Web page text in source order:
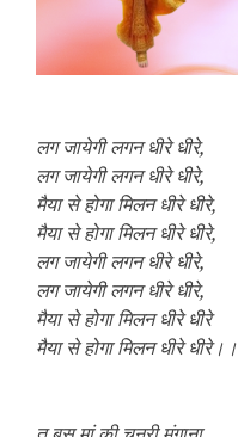
लग जायेगी लगन धीरे धीरे,
लग जायेगी लगन धीरे धीरे,
मैया से होगा मिलन धीरे धीरे,
मैया से होगा मिलन धीरे धीरे,
लग जायेगी लगन धीरे धीरे,
लग जायेगी लगन धीरे धीरे,
मैया से होगा मिलन धीरे धीरे
मैया से होगा मिलन धीरे धीरे।।